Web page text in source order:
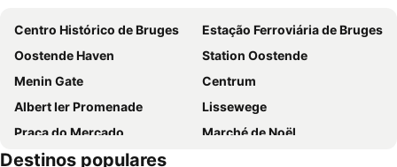
Charmehotel Kruishof
Hotel Mercure Oostende
Hotel Ambassadeur
C-Hotels Zeegalm
Hotel De Hofkamers
C-Hotels Andromeda
Hotel Bero
ibis budget Oostende Airport
Hotel Cocoon
ibis Styles Nieuwpoort
C-Hotels Excelsior
Centro Histórico de Bruges
Estação Ferroviária de Bruges
Oostende Haven
Station Oostende
Menin Gate
Centrum
Albert Ier Promenade
Lissewege
Praça do Mercado
Marché de Noël
Brugge anno 1468
Destinos populares